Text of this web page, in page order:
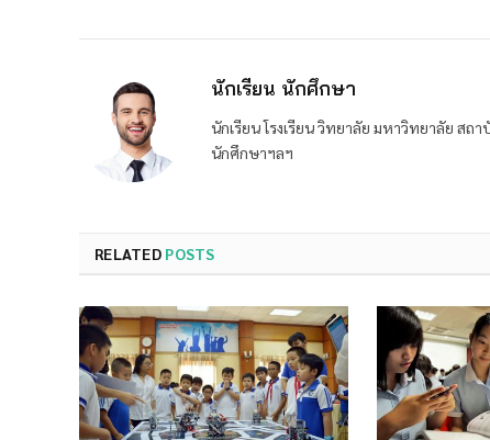
นักเรียน นักศึกษา
นักเรียน โรงเรียน วิทยาลัย มหาวิทยาลัย ส
นักศึกษาฯลฯ
RELATED POSTS